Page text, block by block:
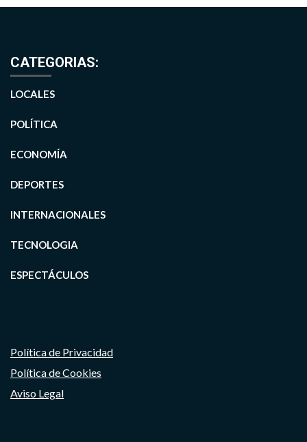
CATEGORIAS:
LOCALES
POLÍTICA
ECONOMÍA
DEPORTES
INTERNACIONALES
TECNOLOGIA
ESPECTÁCULOS
Política de Privacidad
Política de Cookies
Aviso Legal